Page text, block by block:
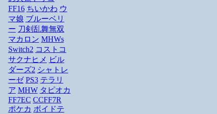
FF16 ちいかわ ウ
マ娘 ブルーベリ
ー 刀剣乱舞無双
マカロン MHWs
Switch2 コストコ
サクナヒメ ビル
ダーズ2 シャトレ
ーゼ PS3 テラリ
ア MHW タピオカ
FF7EC CCFF7R
ポケカ ボイドテ